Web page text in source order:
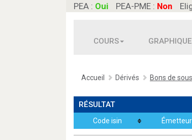
PEA : Oui PEA-PME : Non
COURS GRAPHIQUE
Accueil Dérivés Bons de
RÉSULTAT
Code isin Émetteur